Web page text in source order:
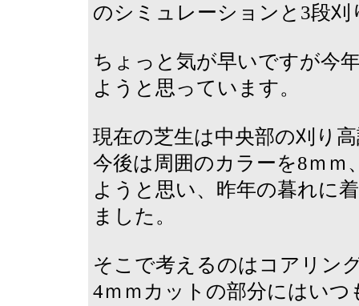
のシミュレーションと3段刈
ちょっと気が早いですが今
ようと思っています。
現在の芝生は中央部の刈り
今後は周囲のカラーを8ｍｍ
ようと思い、昨年の暮れに
ました。
そこで考えるのはコアリン
4ｍｍカットの部分にはいつ